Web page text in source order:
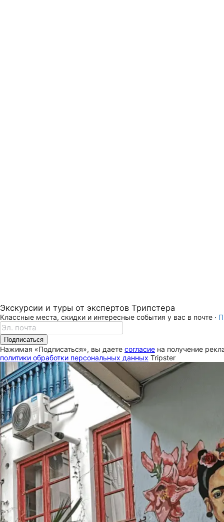
Экскурсии и туры от экспертов Трипстера
Классные места, скидки и интересные события у вас в почте ·
Подписаться
Нажимая «Подписаться», вы даете согласие на получение
политики обработки персональных данных Tripster